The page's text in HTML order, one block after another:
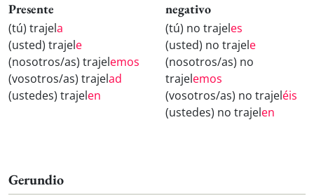
Presente
(tú) trajela
(usted) trajele
(nosotros/as) trajelemos
(vosotros/as) trajelad
(ustedes) trajelen
negativo
(tú) no trajeles
(usted) no trajele
(nosotros/as) no
trajelemos
(vosotros/as) no trajeléis
(ustedes) no trajelen
Gerundio